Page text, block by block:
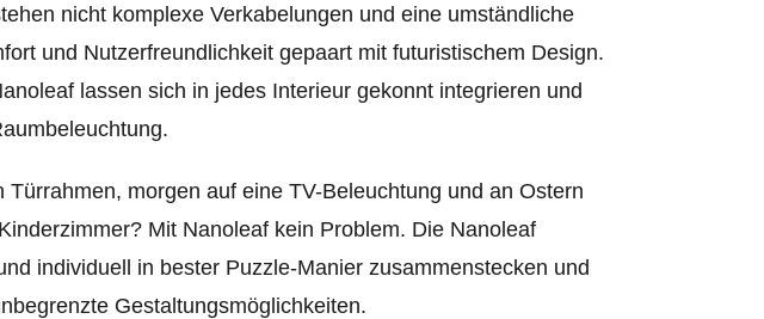
nicht komplexe Verkabelungen und eine umständliche
und Nutzerfreundlichkeit gepaart mit futuristischem Design.
lassen sich in jedes Interieur gekonnt integrieren und
morgen auf eine TV-Beleuchtung und an Ostern
Mit Nanoleaf kein Problem. Die Nanoleaf
individuell in bester Puzzle-Manier zusammenstecken und
Gestaltungsmöglichkeiten.